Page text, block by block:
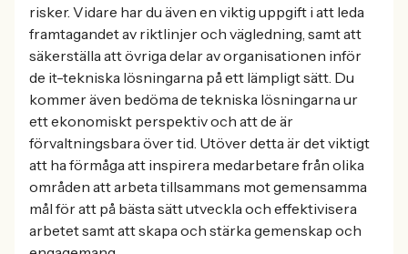
risker. Vidare har du även en viktig uppgift i att leda
framtagandet av riktlinjer och vägledning, samt att
säkerställa att övriga delar av organisationen inför
de it-tekniska lösningarna på ett lämpligt sätt. Du
kommer även bedöma de tekniska lösningarna ur
ett ekonomiskt perspektiv och att de är
förvaltningsbara över tid. Utöver detta är det viktigt
att ha förmåga att inspirera medarbetare från olika
områden att arbeta tillsammans mot gemensamma
mål för att på bästa sätt utveckla och effektivisera
arbetet samt att skapa och stärka gemenskap och